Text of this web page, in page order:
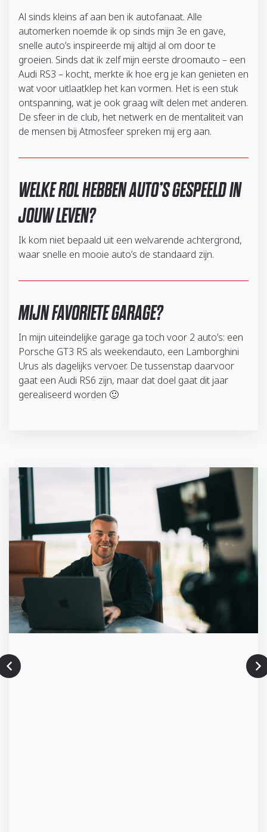
Al sinds kleins af aan ben ik autofanaat. Alle
automerken noemde ik op sinds mijn 3e en gave,
snelle auto’s inspireerde mij altijd al om door te
groeien. Sinds dat ik zelf mijn eerste droomauto – een
Audi RS3 – kocht, merkte ik hoe erg je kan genieten en
wat voor uitlaatklep het kan vormen. Het is een stuk
ontspanning, wat je ook graag wilt delen met anderen.
De sfeer in de club, het netwerk en de mentaliteit van
de mensen bij Atmosfeer spreken mij erg aan.
WELKE ROL HEBBEN AUTO’S GESPEELD IN
JOUW LEVEN?
Ik kom niet bepaald uit een welvarende achtergrond,
waar snelle en mooie auto’s de standaard zijn.
MIJN FAVORIETE GARAGE?
In mijn uiteindelijke garage ga toch voor 2 auto’s: een
Porsche GT3 RS als weekendauto, een Lamborghini
Urus als dagelijks vervoer. De tussenstap daarvoor
gaat een Audi RS6 zijn, maar dat doel gaat dit jaar
gerealiseerd worden 🙂